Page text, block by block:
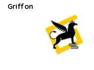
Griffon